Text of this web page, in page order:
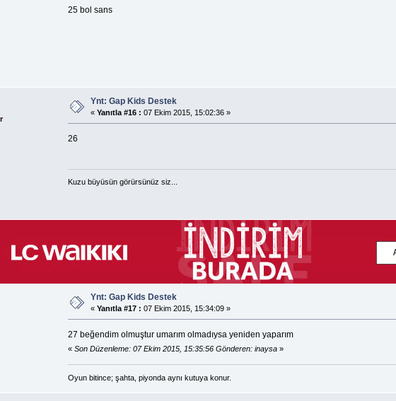
25 bol sans
Ynt: Gap Kids Destek
« Yanıtla #16 : 07 Ekim 2015, 15:02:36 »
26
Kuzu büyüsün görürsünüz siz...
Ynt: Gap Kids Destek
« Yanıtla #17 : 07 Ekim 2015, 15:34:09 »
27 beğendim olmuştur umarım olmadıysa yeniden yaparım
« Son Düzenleme: 07 Ekim 2015, 15:35:56 Gönderen: inaysa»
Oyun bitince; şahta, piyonda aynı kutuya konur.